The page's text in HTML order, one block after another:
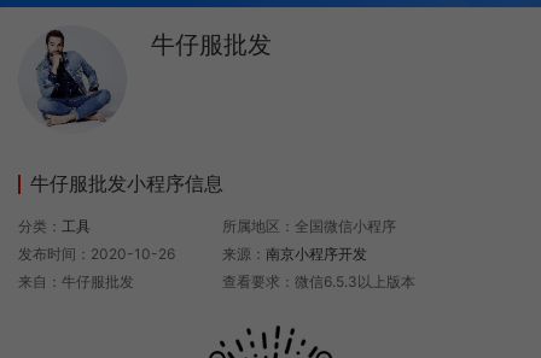
牛仔服批发
牛仔服批发小程序信息
分类： 工具
发布时间：2020-10-26
来自：牛仔服批发
所属地区：全国微信小程序
来源：南京小程序开发
查看要求：微信6.5.3以上版本